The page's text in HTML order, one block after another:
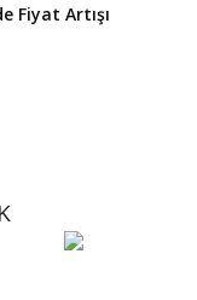
Fiyat Artışı